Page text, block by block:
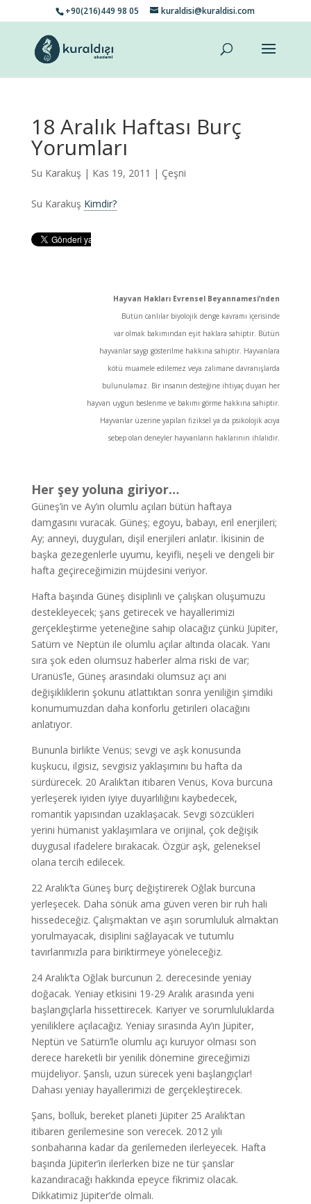
+90(216)449 98 05 kuraldisi@kuraldisi.com
18 Aralık Haftası Burç
Yorumları
Su Karakuş | Kas 19, 2011 | Çeşni
Su Karakuş Kimdir?
Hayvan Hakları Evrensel Beyannamesi’nden
Bütün canlılar biyolojik denge kavramı içerisinde
var olmak bakımından eşit haklara sahiptir. Bütün
hayvanlar saygı gösterilme hakkına sahiptir. Hayvanlara
kötü muamele edilemez veya zalimane davranışlarda
bulunulamaz. Bir insanın desteğine ihtiyaç duyan her
hayvan uygun beslenme ve bakımı görme hakkına sahiptir.
Hayvanlar üzerine yapılan fiziksel ya da psikolojik acıya
sebep olan deneyler hayvanların haklarının ihlalidir.
Her şey yoluna giriyor…
Güneş’in ve Ay’ın olumlu açıları bütün haftaya
damgasını vuracak. Güneş; egoyu, babayı, eril enerjileri;
Ay; anneyi, duyguları, dişil enerjileri anlatır. İkisinin de
başka gezegenlerle uyumu, keyifli, neşeli ve dengeli bir
hafta geçireceğimizin müjdesini veriyor.
Hafta başında Güneş disiplinli ve çalışkan oluşumuzu
destekleyecek; şans getirecek ve hayallerimizi
gerçekleştirme yeteneğine sahip olacağız çünkü Jüpiter,
Satürn ve Neptün ile olumlu açılar altında olacak. Yanı
sıra şok eden olumsuz haberler alma riski de var;
Uranüs’le, Güneş arasındaki olumsuz açı ani
değişikliklerin şokunu atlattıktan sonra yeniliğin şimdiki
konumumuzdan daha konforlu getirileri olacağını
anlatıyor.
Bununla birlikte Venüs; sevgi ve aşk konusunda
kuşkucu, ilgisiz, sevgisiz yaklaşımını bu hafta da
sürdürecek. 20 Aralık’tan itibaren Venüs, Kova burcuna
yerleşerek iyiden iyiye duyarlılığını kaybedecek,
romantik yapısından uzaklaşacak. Sevgi sözcükleri
yerini hümanist yaklaşımlara ve orijinal, çok değişik
duygusal ifadelere bırakacak. Özgür aşk, geleneksel
olana tercih edilecek.
22 Aralık’ta Güneş burç değiştirerek Oğlak burcuna
yerleşecek. Daha sönük ama güven veren bir ruh hali
hissedeceğiz. Çalışmaktan ve aşırı sorumluluk almaktan
yorulmayacak, disiplini sağlayacak ve tutumlu
tavırlarımızla para biriktirmeye yöneleceğiz.
24 Aralık’ta Oğlak burcunun 2. derecesinde yeniay
doğacak. Yeniay etkisini 19-29 Aralık arasında yeni
başlangıçlarla hissettirecek. Kariyer ve sorumluluklarda
yeniliklere açılacağız. Yeniay sırasında Ay’ın Jüpiter,
Neptün ve Satürn’le olumlu açı kuruyor olması son
derece hareketli bir yenilik dönemine gireceğimizi
müjdeliyor. Şanslı, uzun sürecek yeni başlangıçlar!
Dahası yeniay hayallerimizi de gerçekleştirecek.
Şans, bolluk, bereket planeti Jüpiter 25 Aralık’tan
itibaren gerilemesine son verecek. 2012 yılı
sonbaharına kadar da gerilemeden ilerleyecek. Hafta
başında Jüpiter’in ilerlerken bize ne tür şanslar
kazandıracağı hakkında epeyce fikrimiz olacak.
Dikkatimiz Jüpiter’de olmalı.